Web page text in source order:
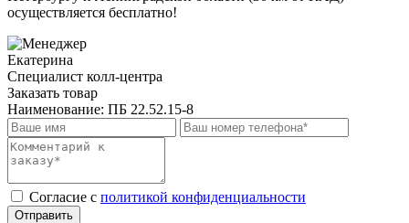
осуществляется бесплатно!
Екатерина
Специалист колл-центра
Заказать товар
Наименование: ПБ 22.52.15-8
Cогласие с политикой конфиденциальности
Отправить